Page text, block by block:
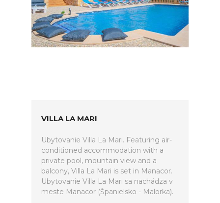
VILLA LA MARI
Ubytovanie Villa La Mari. Featuring air-
conditioned accommodation with a
private pool, mountain view and a
balcony, Villa La Mari is set in Manacor.
Ubytovanie Villa La Mari sa nachádza v
meste Manacor (Španielsko - Malorka).